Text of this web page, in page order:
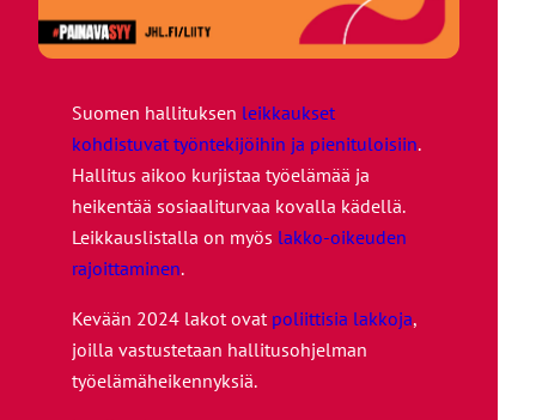
Suomen hallituksen leikkaukset
kohdistuvat työntekijöihin ja pienituloisiin.
Hallitus aikoo kurjistaa työelämää ja
heikentää sosiaaliturvaa kovalla kädellä.
Leikkauslistalla on myös lakko-oikeuden
rajoittaminen.
Kevään 2024 lakot ovat poliittisia lakkoja,
joilla vastustetaan hallitusohjelman
työelämäheikennyksiä.